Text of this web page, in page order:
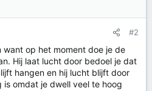
#2
op het moment doe je de
Hij laat lucht door bedoel je dat
hangen en hij lucht blijft door
is omdat je dwell veel te hoog